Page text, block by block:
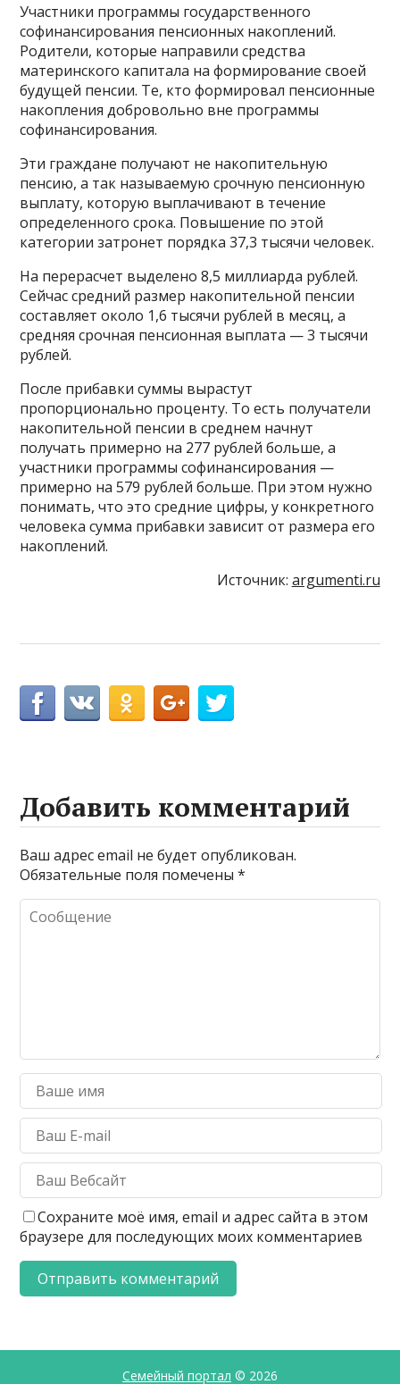
Участники программы государственного
софинансирования пенсионных накоплений.
Родители, которые направили средства
материнского капитала на формирование своей
будущей пенсии. Те, кто формировал пенсионные
накопления добровольно вне программы
софинансирования.
Эти граждане получают не накопительную
пенсию, а так называемую срочную пенсионную
выплату, которую выплачивают в течение
определенного срока. Повышение по этой
категории затронет порядка 37,3 тысячи человек.
На перерасчет выделено 8,5 миллиарда рублей.
Сейчас средний размер накопительной пенсии
составляет около 1,6 тысячи рублей в месяц, а
средняя срочная пенсионная выплата — 3 тысячи
рублей.
После прибавки суммы вырастут
пропорционально проценту. То есть получатели
накопительной пенсии в среднем начнут
получать примерно на 277 рублей больше, а
участники программы софинансирования —
примерно на 579 рублей больше. При этом нужно
понимать, что это средние цифры, у конкретного
человека сумма прибавки зависит от размера его
накоплений.
Источник: argumenti.ru
Добавить комментарий
Ваш адрес email не будет опубликован.
Обязательные поля помечены*
Сохраните моё имя, email и адрес сайта в этом
браузере для последующих моих комментариев
Семейный портал © 2026